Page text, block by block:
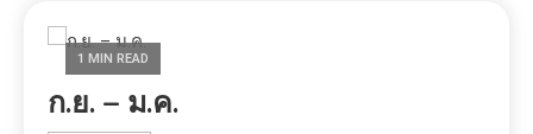
1 MIN READ
ก.ย. – ม.ค.